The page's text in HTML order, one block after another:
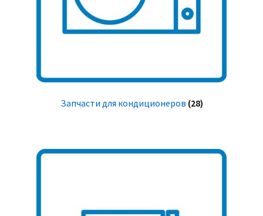
Запчасти для кондиционеров (28)